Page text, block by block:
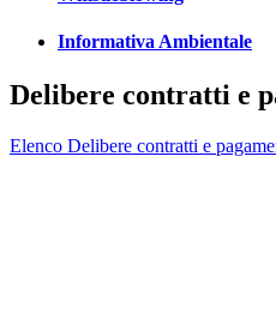
Informativa Ambientale
Delibere contratti e
Elenco Delibere contratti e